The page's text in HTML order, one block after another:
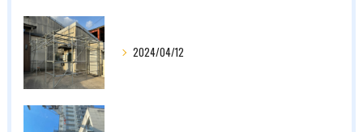
2024/04/12